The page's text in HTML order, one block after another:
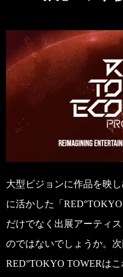
大型ビジョンに作品を映
に活かした「
だけでなく出展アーティ
のではないでしょうか。
RED°TOKYO TOWERは